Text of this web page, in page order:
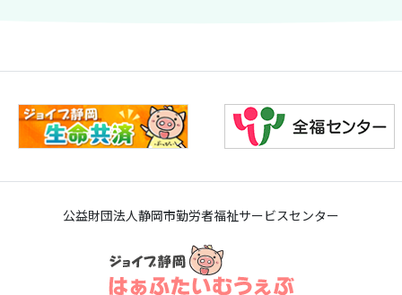
公益財団法人静岡市勤労者福祉サービスセンター